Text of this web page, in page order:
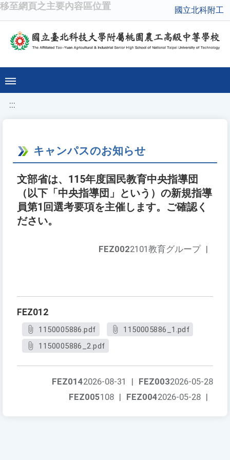
移至網頁之主要內容區位置 國立北科附工
:::
キャンパスのお知らせ
文部省は、115年度国民教育中央指導団
（以下「中央指導団」という）の新規指導
員第1回選考要項を主催します。ご確認く
ださい。
FEZ0022101教育グループ |
FEZ012
1150005886.pdf
1150005886_1.pdf
1150005886_2.pdf
FEZ0032026-05-28
FEZ0142026-08-31
|
FEZ0042026-05-28 |
FEZ005108 |